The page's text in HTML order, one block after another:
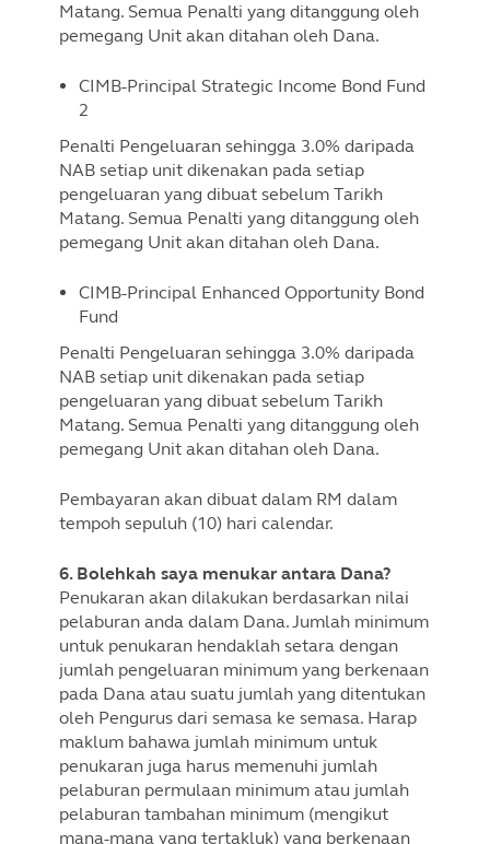
Matang. Semua Penalti yang ditanggung oleh
pemegang Unit akan ditahan oleh Dana.
CIMB-Principal Strategic Income Bond Fund
2
Penalti Pengeluaran sehingga 3.0% daripada
NAB setiap unit dikenakan pada setiap
pengeluaran yang dibuat sebelum Tarikh
Matang. Semua Penalti yang ditanggung oleh
pemegang Unit akan ditahan oleh Dana.
CIMB-Principal Enhanced Opportunity Bond
Fund
Penalti Pengeluaran sehingga 3.0% daripada
NAB setiap unit dikenakan pada setiap
pengeluaran yang dibuat sebelum Tarikh
Matang. Semua Penalti yang ditanggung oleh
pemegang Unit akan ditahan oleh Dana.
Pembayaran akan dibuat dalam RM dalam
tempoh sepuluh (10) hari calendar.
6. Bolehkah saya menukar antara Dana?
Penukaran akan dilakukan berdasarkan nilai
pelaburan anda dalam Dana. Jumlah minimum
untuk penukaran hendaklah setara dengan
jumlah pengeluaran minimum yang berkenaan
pada Dana atau suatu jumlah yang ditentukan
oleh Pengurus dari semasa ke semasa. Harap
maklum bahawa jumlah minimum untuk
penukaran juga harus memenuhi jumlah
pelaburan permulaan minimum atau jumlah
pelaburan tambahan minimum (mengikut
mana-mana yang tertakluk) yang berkenaan